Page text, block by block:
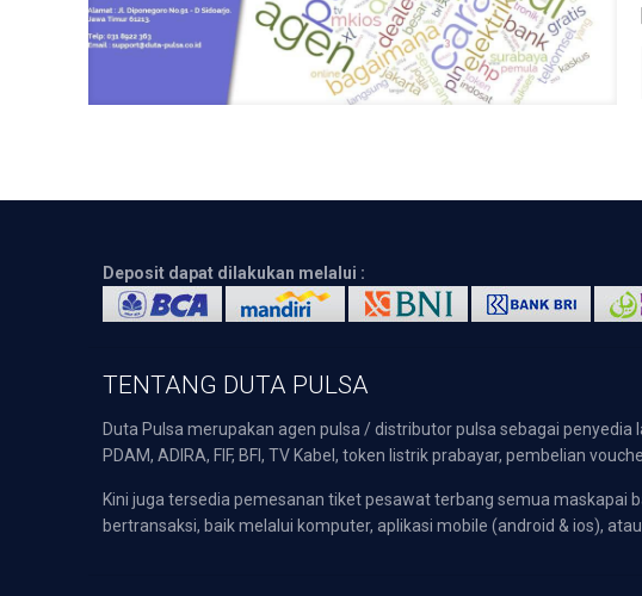
Deposit dapat dilakukan melalui :
TENTANG DUTA PULSA
Duta Pulsa merupakan agen pulsa / distributor pulsa sebagai penyedia
PDAM, ADIRA, FIF, BFI, TV Kabel, token listrik prabayar, pembelian
Kini juga tersedia pemesanan tiket pesawat terbang semua
bertransaksi, baik melalui komputer, aplikasi mobile (android & ios),